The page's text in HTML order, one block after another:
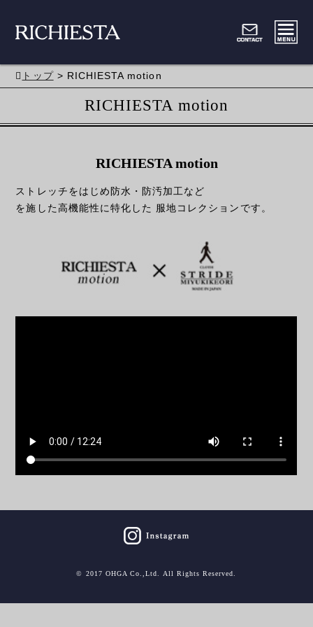
トップ> RICHIESTA motion
RICHIESTA motion
RICHIESTA motion
ストレッチをはじめ防水・防汚加工など
を施した高機能性に特化した 服地コレクションです。
© 2017 OHGA Co.,Ltd. All Rights Reserved.